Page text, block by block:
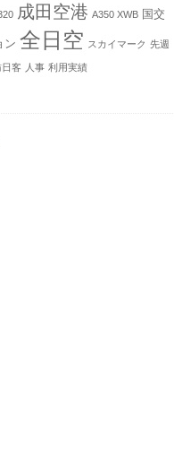
成田空港 A350 XWB 国交
ン 全日空 スカイマーク 先週
日客 人事 利用実績